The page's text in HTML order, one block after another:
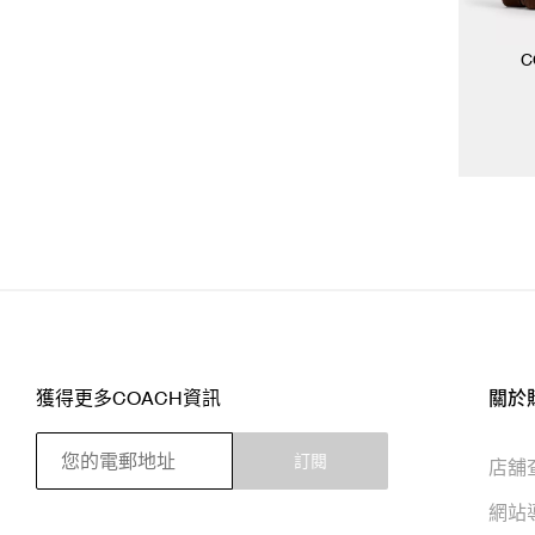
獲得更多COACH資訊
訂閱
關於
店舖
網站